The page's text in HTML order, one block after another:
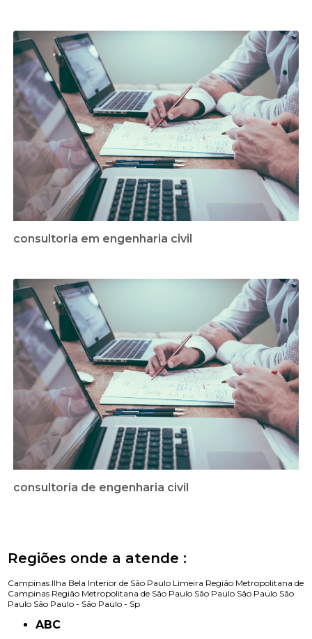
consultoria em engenharia civil
consultoria de engenharia civil
Regiões onde a atende :
Campinas Ilha Bela Interior de São Paulo Limeira Região Metropolitana de
Campinas Região Metropolitana de São Paulo São Paulo São Paulo São
Paulo São Paulo - São Paulo - Sp
ABC